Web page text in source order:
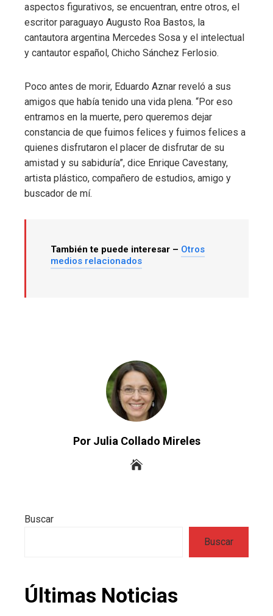
aspectos figurativos, se encuentran, entre otros, el
escritor paraguayo Augusto Roa Bastos, la
cantautora argentina Mercedes Sosa y el intelectual
y cantautor español, Chicho Sánchez Ferlosio.
Poco antes de morir, Eduardo Aznar reveló a sus
amigos que había tenido una vida plena. “Por eso
entramos en la muerte, pero queremos dejar
constancia de que fuimos felices y fuimos felices a
quienes disfrutaron el placer de disfrutar de su
amistad y su sabiduría”, dice Enrique Cavestany,
artista plástico, compañero de estudios, amigo y
buscador de mí.
También te puede interesar – Otros
medios relacionados
Por Julia Collado Mireles
Buscar
Buscar
Últimas Noticias